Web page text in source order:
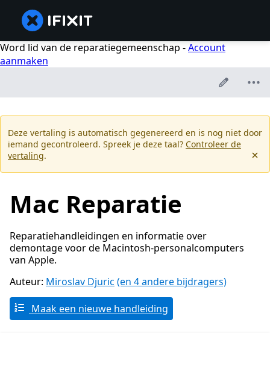
Word lid van de reparatiegemeenschap -Account
aanmaken
Deze vertaling is automatisch gegenereerd en is nog niet door
iemand gecontroleerd. Spreek je deze taal? Controleer de
vertaling.
Mac Reparatie
Reparatiehandleidingen en informatie over
demontage voor de Macintosh-personalcomputers
van Apple.
Auteur: Miroslav Djuric (en 4 andere bijdragers)
Maak een nieuwe handleiding